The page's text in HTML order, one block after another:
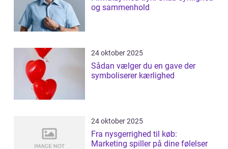
og sammenhold
24 oktober 2025
Sådan vælger du en gave der
symboliserer kærlighed
24 oktober 2025
Fra nysgerrighed til køb:
Marketing spiller på dine følelser